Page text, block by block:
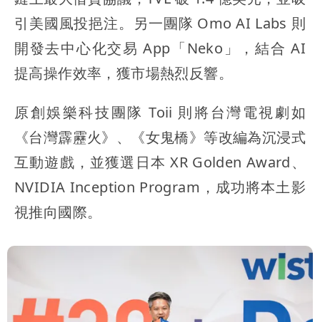
引美國風投挹注。另一團隊 Omo AI Labs 則
開發去中心化交易 App「Neko」，結合 AI
提高操作效率，獲市場熱烈反響。
原創娛樂科技團隊 Toii 則將台灣電視劇如
《台灣霹靂火》、《女鬼橋》等改編為沉浸式
互動遊戲，並獲選日本 XR Golden Award、
NVIDIA Inception Program，成功將本土影
視推向國際。